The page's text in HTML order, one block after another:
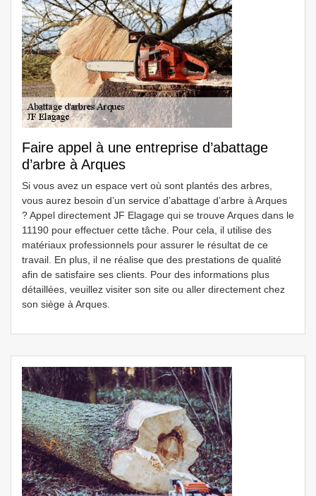
Faire appel à une entreprise d’abattage
d’arbre à Arques
Si vous avez un espace vert où sont plantés des arbres,
vous aurez besoin d’un service d’abattage d’arbre à Arques
? Appel directement JF Elagage qui se trouve Arques dans le
11190 pour effectuer cette tâche. Pour cela, il utilise des
matériaux professionnels pour assurer le résultat de ce
travail. En plus, il ne réalise que des prestations de qualité
afin de satisfaire ses clients. Pour des informations plus
détaillées, veuillez visiter son site ou aller directement chez
son siège à Arques.